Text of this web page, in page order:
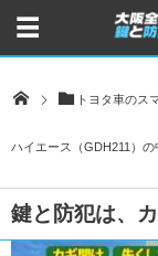
トヨタ車のス
ハイエース（GDH211）
鍵と防犯は、